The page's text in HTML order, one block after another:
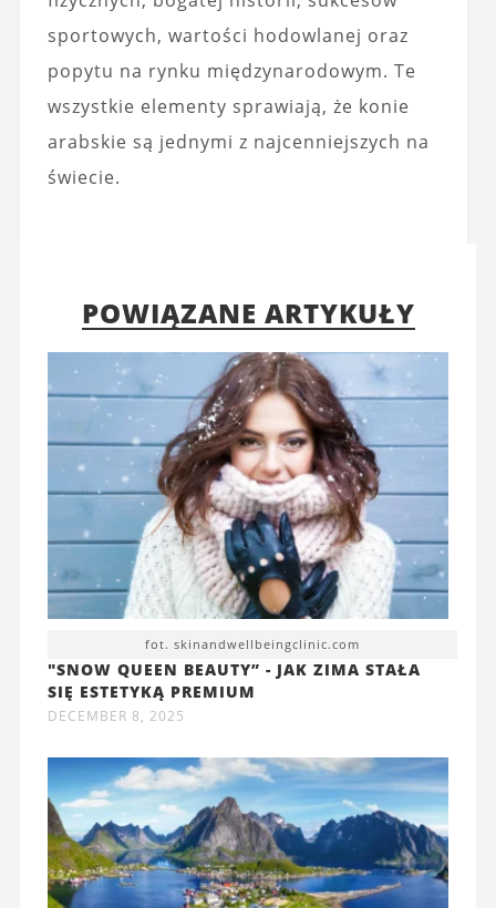
sportowych, wartości hodowlanej oraz
popytu na rynku międzynarodowym. Te
wszystkie elementy sprawiają, że konie
arabskie są jednymi z najcenniejszych na
świecie.
POWIĄZANE ARTYKUŁY
fot. skinandwellbeingclinic.com
"SNOW QUEEN BEAUTY” - JAK ZIMA STAŁA
SIĘ ESTETYKĄ PREMIUM
DECEMBER 8, 2025